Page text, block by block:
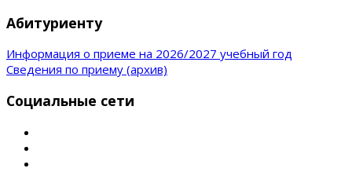
Абитуриенту
Информация о приеме на 2026/2027 учебный год
Сведения по приему (архив)
Социальные сети